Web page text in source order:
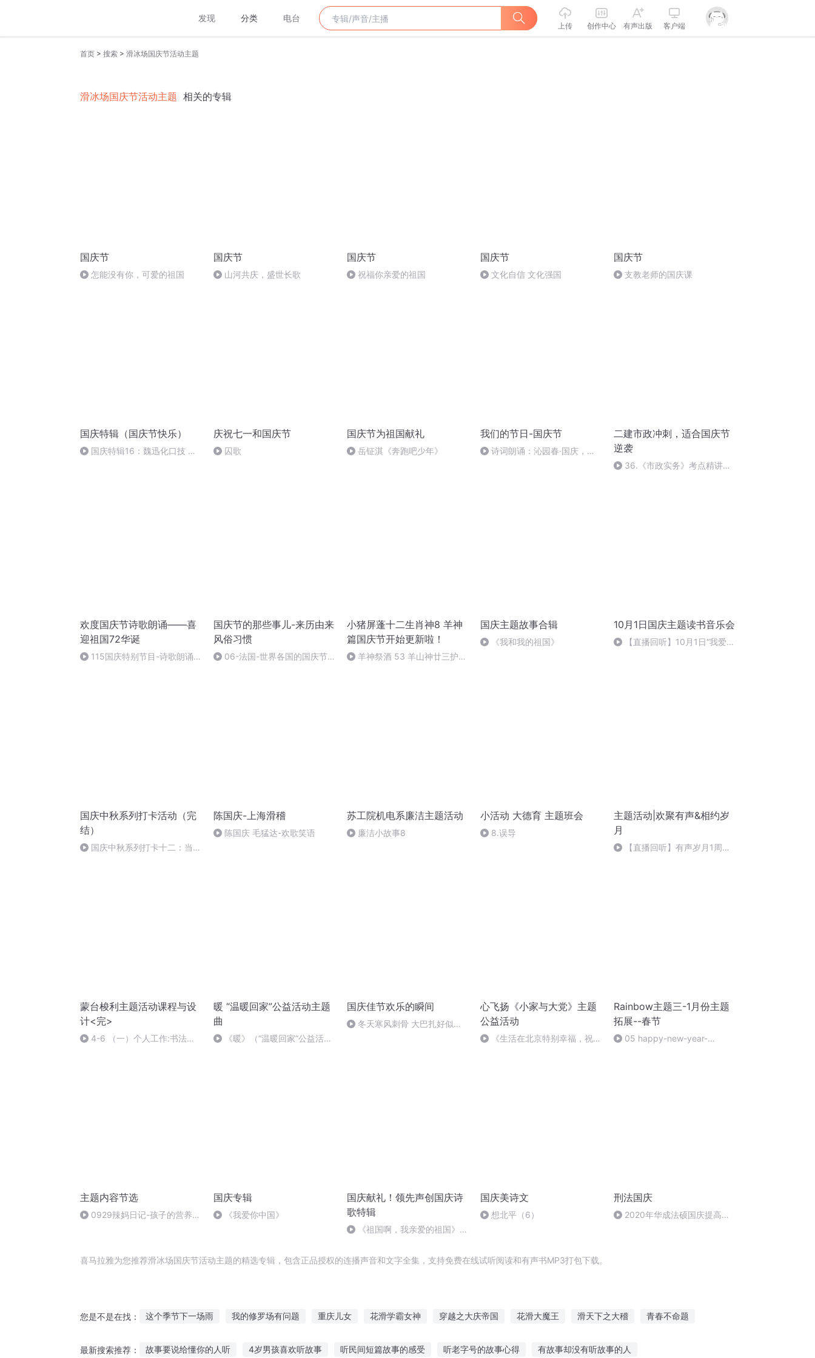
发现 分类 电台
上传 创作中心 有声出版 客户端
首页 > 搜索 > 滑冰场国庆节活动主题
滑冰场国庆节活动主题 相关的专辑
国庆节
怎能没有你，可爱的祖国
国庆节
山河共庆，盛世长歌
国庆节
祝福你亲爱的祖国
国庆节
文化自信 文化强国
国庆节
支教老师的国庆课
国庆特辑（国庆节快乐）
国庆特辑16：魏迅化口技 二
庆祝七一和国庆节
囚歌
国庆节为祖国献礼
岳钲淇《奔跑吧少年》
我们的节日-国庆节
诗词朗诵：沁园春·国庆，朗
二建市政冲刺，适合国庆节
逆袭
36.《市政实务》考点精讲第
欢度国庆节诗歌朗诵——喜
迎祖国72华诞
115国庆特别节目-诗歌朗诵-
国庆节的那些事儿-来历由来
风俗习惯
06-法国-世界各国的国庆节-
小猪屏蓬十二生肖神8 羊神
篇国庆节开始更新啦！
羊神祭酒 53 羊山神廿三护祭
国庆主题故事合辑
《我和我的祖国》
10月1日国庆主题读书音乐会
【直播回听】10月1日“我爱你
国庆中秋系列打卡活动（完
结）
国庆中秋系列打卡十二：当阳
陈国庆-上海滑稽
陈国庆 毛猛达-欢歌笑语
苏工院机电系廉洁主题活动
廉洁小故事8
小活动 大德育 主题班会
8.误导
主题活动|欢聚有声&相约岁
月
【直播回听】有声岁月1周年
蒙台梭利主题活动课程与设
计<完>
4-6 （一）个人工作:书法
暖 “温暖回家”公益活动主题
曲
《暖》（“温暖回家”公益活动
国庆佳节欢乐的瞬间
冬天寒风刺骨 大巴扎好似温
心飞扬《小家与大党》主题
公益活动
《生活在北京特别幸福，祝福
Rainbow主题三-1月份主题
拓展--春节
05 happy-new-year-
主题内容节选
0929辣妈日记-孩子的营养评
国庆专辑
《我爱你中国》
国庆献礼！领先声创国庆诗
歌特辑
《祖国啊，我亲爱的祖国》温
国庆美诗文
想北平（6）
刑法国庆
2020年华成法硕国庆提高班
喜马拉雅为您推荐滑冰场国庆节活动主题的精选专辑，包含正品授权的连播声音和文字全集，支持免费在线试听阅读和有声书MP3打包下载。
您是不是在找： 这个季节下一场雨 我的修罗场有问题 重庆儿女 花滑学霸女神 穿越之大庆帝国 花滑大魔王 滑天下之大稽 青春不命题
最新搜索推荐： 故事要说给懂你的人听 4岁男孩喜欢听故事 听民间短篇故事的感受 听老字号的故事心得 有故事却没有听故事的人